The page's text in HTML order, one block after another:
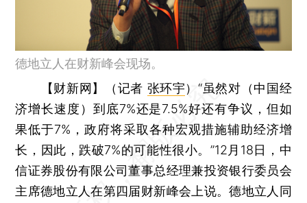
德地立人在财新峰会现场。
【财新网】（记者 张环宇）“虽然对（中国经
济增长速度）到底7%还是7.5%好还有争议，但如
果低于7%，政府将采取各种宏观措施辅助经济增
长，因此，跌破7%的可能性很小。”12月18日，中
信证券股份有限公司董事总经理兼投资银行委员会
主席德地立人在第四届财新峰会上说。德地立人同